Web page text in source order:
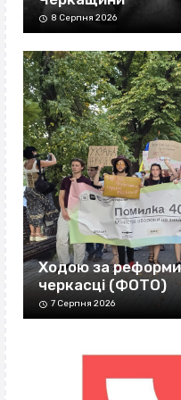
8 Серпня 2026
Ходою за реформи
черкасці (ФОТО)
7 Серпня 2026